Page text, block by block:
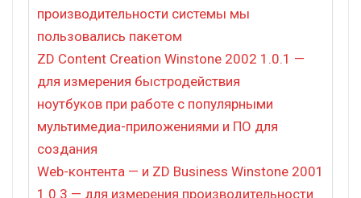
производительности системы мы
пользовались пакетом
ZD Content Creation Winstone 2002 1.0.1 —
для измерения быстродействия
ноутбуков при работе с популярными
мультимедиа-приложениями и ПО для
создания
Web-контента — и ZD Business Winstone 2001
1.0.3 — для измерения производительности